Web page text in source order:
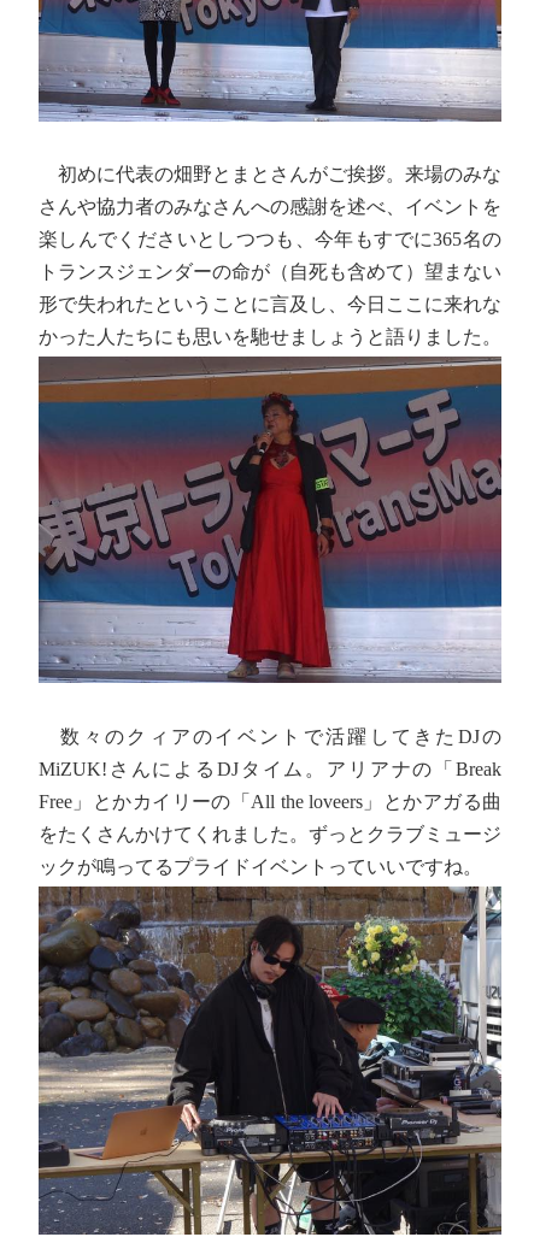
初めに代表の畑野とまとさんがご挨拶。来場のみな
さんや協力者のみなさんへの感謝を述べ、イベントを
楽しんでくださいとしつつも、今年もすでに365名の
トランスジェンダーの命が（自死も含めて）望まない
形で失われたということに言及し、今日ここに来れな
かった人たちにも思いを馳せましょうと語りました。
数々のクィアのイベントで活躍してきたDJの
MiZUK!さんによるDJタイム。アリアナの「Break
Free」とかカイリーの「All the loveers」とかアガる曲
をたくさんかけてくれました。ずっとクラブミュージ
ックが鳴ってるプライドイベントっていいですね。